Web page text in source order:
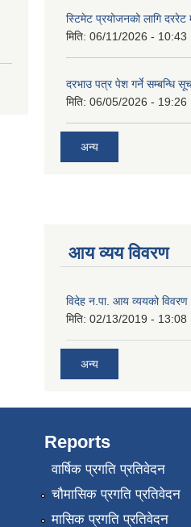
स्टिमेट प्रयोजनको लागि दररेट
मिति: 06/11/2026 - 10:43
दरभाउ पत्र पेश गर्ने सम्बन्धि
मिति: 06/05/2026 - 19:26
अन्य
आय व्यय विवरण
विदेह न.पा. आय व्ययको
मिति: 02/13/2019 - 13:08
अन्य
Reports
वार्षिक प्रगति प्रतिवेदन
चौमासिक प्रगति प्रतिवेदन
मासिक प्रगति प्रतिवेदन